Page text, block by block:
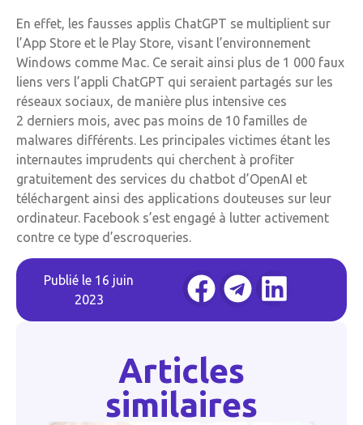
En effet, les fausses applis ChatGPT se multiplient sur
l’App Store et le Play Store, visant l’environnement
Windows comme Mac. Ce serait ainsi plus de 1 000 faux
liens vers l’appli ChatGPT qui seraient partagés sur les
réseaux sociaux, de manière plus intensive ces
2 derniers mois, avec pas moins de 10 familles de
malwares différents. Les principales victimes étant les
internautes imprudents qui cherchent à profiter
gratuitement des services du chatbot d’OpenAI et
téléchargent ainsi des applications douteuses sur leur
ordinateur. Facebook s’est engagé à lutter activement
contre ce type d’escroqueries.
Publié le 16 juin
2023
Articles
similaires